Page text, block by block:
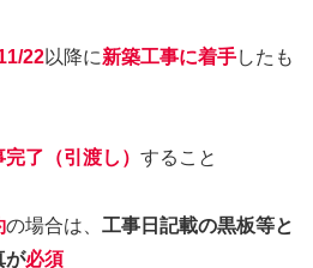
22以降に新築工事に着手したも
了（引渡し） すること
の場合は、 工事日記載の黒板等と
が必須